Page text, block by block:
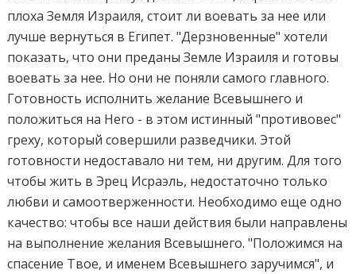
плоха Земля Израиля, стоит ли воевать за нее или
лучше вернуться в Египет. "Дерзновенные" хотели
показать, что они преданы Земле Израиля и готовы
воевать за нее. Но они не поняли самого главного.
Готовность исполнить желание Всевышнего и
положиться на Него - в этом истинный "противовес"
греху, который совершили разведчики. Этой
готовности недоставало ни тем, ни другим. Для того
чтобы жить в Эрец Исраэль, недостаточно только
любви и самоотверженности. Необходимо еще одно
качество: чтобы все наши действия были направлены
на выполнение желания Всевышнего. "Положимся на
спасение Твое, и именем Всевышнего заручимся", и